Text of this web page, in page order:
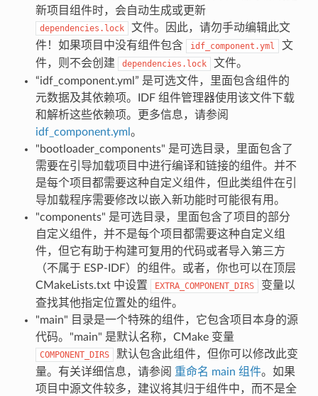
新项目组件时，会自动生成或更新
dependencies.lock
文件。因此，请勿手动编辑此文
件！如果项目中没有组件包含
idf_component.yml
文
件，则不会创建
dependencies.lock
文件。
“idf_component.yml” 是可选文件，里面包含组件的
元数据及其依赖项。IDF 组件管理器使用该文件下载
和解析这些依赖项。更多信息，请参阅
idf_component.yml 。
"bootloader_components" 是可选目录，里面包含了
需要在引导加载项目中进行编译和链接的组件。并不
是每个项目都需要这种自定义组件，但此类组件在引
导加载程序需要修改以嵌入新功能时可能很有用。
"components" 是可选目录，里面包含了项目的部分
自定义组件，并不是每个项目都需要这种自定义组
件，但它有助于构建可复用的代码或者导入第三方
（不属于 ESP-IDF）的组件。或者，你也可以在顶层
CMakeLists.txt 中设置
EXTRA_COMPONENT_DIRS
变量以
查找其他指定位置处的组件。
"main" 目录是一个特殊的组件，它包含项目本身的源
代码。"main" 是默认名称，CMake 变量
COMPONENT_DIRS
默认包含此组件，但你可以修改此变
量。有关详细信息，请参阅 重命名 main 组件。如果
项目中源文件较多，建议将其归于组件中，而不是全